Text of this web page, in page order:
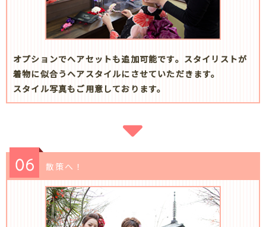
オプションでへアセットも追加可能です。スタイリストが
着物に似合うヘアスタイルにさせていただきます。
スタイル写真もご用意しております。
散策へ！